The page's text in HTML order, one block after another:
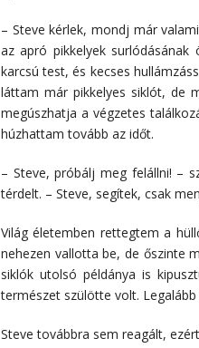
– Steve kérlek, mondj már
az apró pikkelyek
karcsú test, és kecses
láttam már pikkelyes siklót, de
megúszhatja a végzetes
húzhattam tovább az időt.
– Steve, próbálj meg felállni! –
térdelt. – Steve, segítek, csak
Világ életemben rettegtem a
nehezen vallotta be, de őszinte
siklók utolsó példánya is
természet szülötte volt.
Steve továbbra sem reagált,